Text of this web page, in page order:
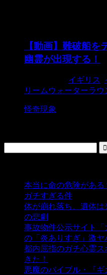
【動画】難破船を
幽霊が出現する！
イギリス
リームウォーターラウ
怪奇現象
本当に命の危険があ
ガチすぎる件
体が崩れ落ち、遺体
の悲劇
事故物件公示サイト
の「炎ありすぎ」激
都内屈指のガチ心霊
きた！
悪魔のバイブル・『